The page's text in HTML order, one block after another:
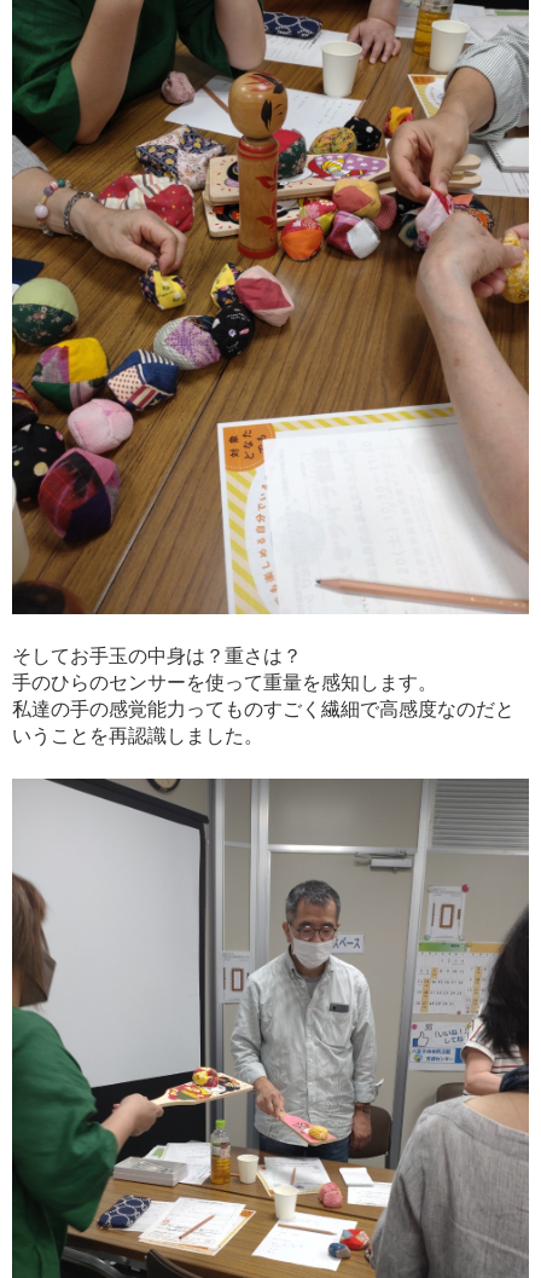
そしてお手玉の中身は？重さは？
手のひらのセンサーを使って重量を感知します。
私達の手の感覚能力ってものすごく繊細で高感度なのだと
いうことを再認識しました。